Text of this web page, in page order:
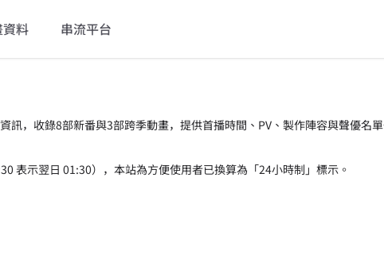
料 串流平台
訊，收錄8部新番與3部跨季動畫，提供首播時間、PV、製作陣容與聲優名
表示翌日 01:30），本站為方便使用者已換算為「24小時制」標示。